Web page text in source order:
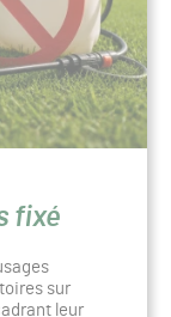
fixé
sur
leur